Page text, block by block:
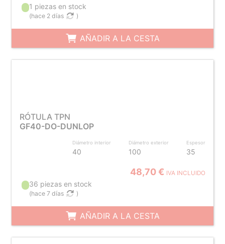
1 piezas en stock
(hace 2 días )
AÑADIR A LA CESTA
RÓTULA TPN
GF40-DO-DUNLOP
Diámetro interior
40
Diámetro exterior
100
Espesor
35
48,70 € IVA INCLUIDO
36 piezas en stock
(hace 7 días )
AÑADIR A LA CESTA